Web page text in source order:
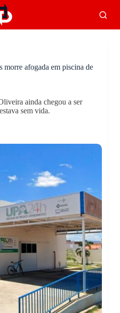
morre afogada em piscina de
ainda chegou a ser
sem vida.